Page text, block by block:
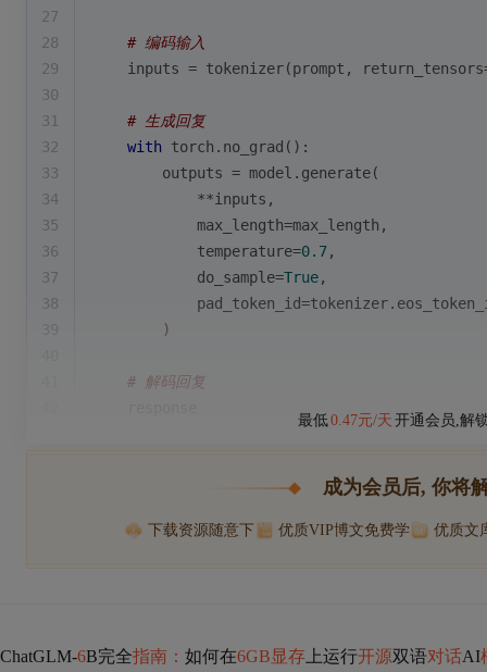
27
28
# 编码输入
29
inputs = tokenizer(prompt,
30
31
# 生成回复
32
with torch.no_grad():
33
        outputs = model.generate(
34
            **inputs,
35
            max_length=max_length,
36
            temperature=
0.7,
37
            do_sample=
True,
38
        )
# 解码回复
最低0.47元/天 开通会员,解
成为会员后, 你将
下载资源随意下 优质VIP博文免费学 优质文
ChatGLM-6B完全指南： 如何在6GB显存 上运行开源双语对话AI